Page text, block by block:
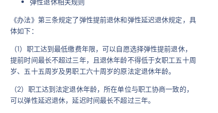
《办法》第三条规定了弹性提前退休和弹性延迟退休规定，具
体如下：
（1）职工达到最低缴费年限，可以自愿选择弹性提前退休，
提前时间最长不超过三年，且退休年龄不得低于女职工五十周
岁、五十五周岁及男职工六十周岁的原法定退休年龄。
（2）职工达到法定退休年龄，所在单位与职工协商一致的，
可以弹性延迟退休，延迟时间最长不超过三年。